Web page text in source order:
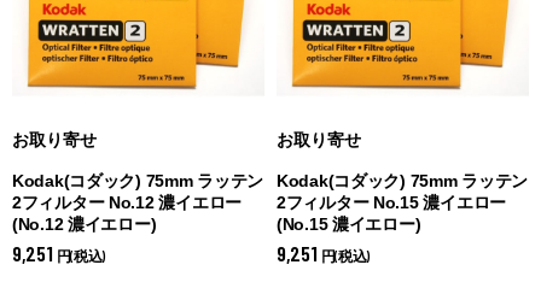
お取り寄せ
Kodak(コダック) 75mm ラッテン
2フィルター No.12 濃イエロー
(No.12 濃イエロー)
9,251 円(税込)
お取り寄せ
Kodak(コダック) 75mm ラッテン
2フィルター No.15 濃イエロー
(No.15 濃イエロー)
9,251 円(税込)